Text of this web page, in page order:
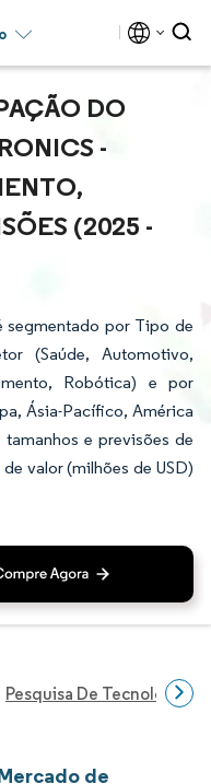
DO
-
(2025 -
segmentado por Tipo de
(Saúde, Automotivo,
Robótica) e por
Ásia-Pacífico, América
e previsões de
valor (milhões de USD)
Pesquisa De Tecnologia,
de